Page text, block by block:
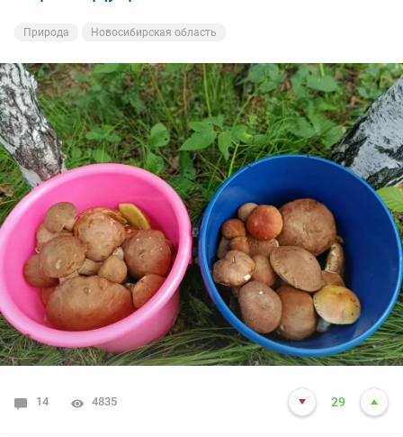
Природа Новосибирская область
14 4835 29